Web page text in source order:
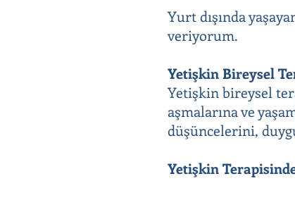
Yurt dışında
veriyorum.
Yetişkin Bireysel
Yetişkin bireysel
aşmalarına ve
düşüncelerini,
Yetişkin